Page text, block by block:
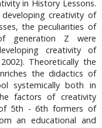
in History Lessons.
creativity of
the peculiarities of
generation Z were
creativity of
Theoretically the
the didactics of
systemically both in
factors of creativity
5th - 6th formers of
an educational and